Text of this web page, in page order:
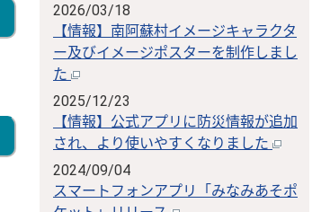
2026/03/18
【情報】南阿蘇村イメージキャラクタ
ー及びイメージポスターを制作しまし
た
2025/12/23
【情報】公式アプリに防災情報が追加
され、より使いやすくなりました
2024/09/04
スマートフォンアプリ「みなみあそポ